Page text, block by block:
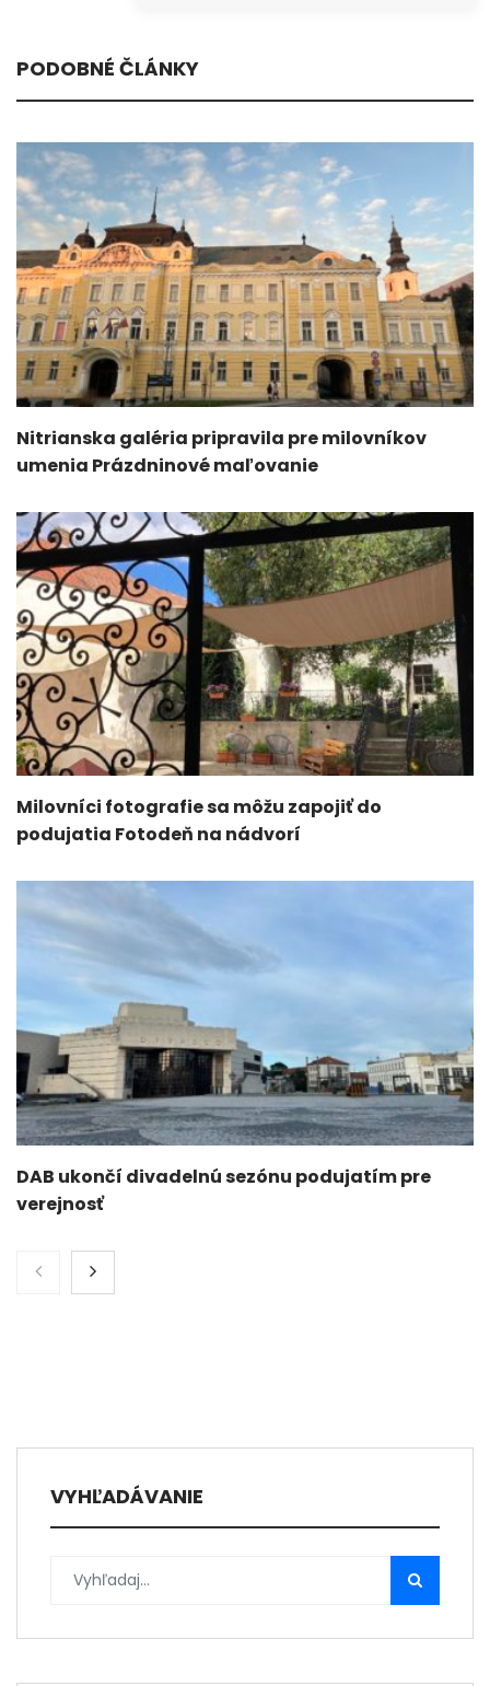
PODOBNÉ ČLÁNKY
Nitrianska galéria pripravila pre milovníkov
umenia Prázdninové maľovanie
Milovníci fotografie sa môžu zapojiť do
podujatia Fotodeň na nádvorí
DAB ukončí divadelnú sezónu podujatím pre
verejnosť
VYHĽADÁVANIE